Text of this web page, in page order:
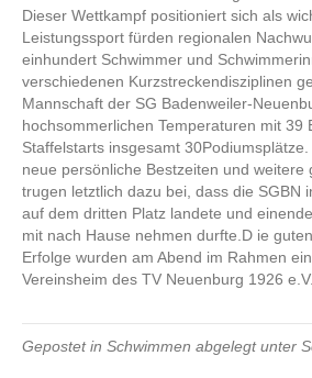
Dieser Wettkampf positioniert sich als
Leistungssport fürden regionalen
einhundert Schwimmer und
verschiedenen Kurzstreckendisziplinen
Mannschaft der SG Badenweiler-
hochsommerlichen Temperaturen mit 39
Staffelstarts insgesamt
neue persönliche Bestzeiten und weitere
trugen letztlich dazu bei, dass die SGBN
auf dem dritten Platz landete und
mit nach Hause nehmen durfte.D ie
Erfolge wurden am Abend im Rahmen
Vereinsheim des TV Neuenburg 1926
Gepostet in Schwimmen abgelegt unter